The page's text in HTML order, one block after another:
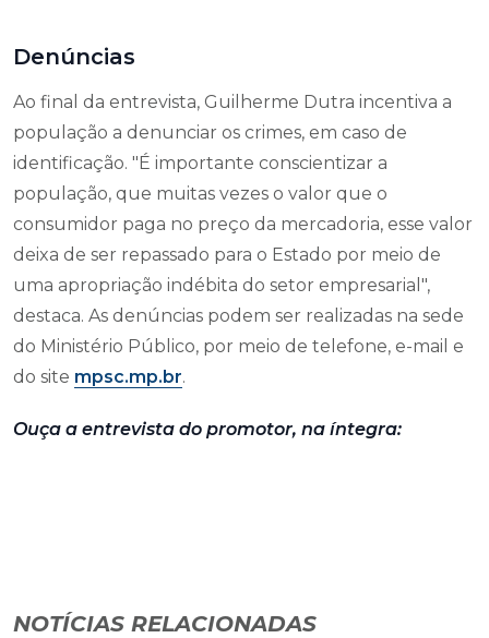
Denúncias
Ao final da entrevista, Guilherme Dutra incentiva a
população a denunciar os crimes, em caso de
identificação. "É importante conscientizar a
população, que muitas vezes o valor que o
consumidor paga no preço da mercadoria, esse valor
deixa de ser repassado para o Estado por meio de
uma apropriação indébita do setor empresarial",
destaca. As denúncias podem ser realizadas na sede
do Ministério Público, por meio de telefone, e-mail e
do site mpsc.mp.br.
Ouça a entrevista do promotor, na íntegra:
NOTÍCIAS RELACIONADAS